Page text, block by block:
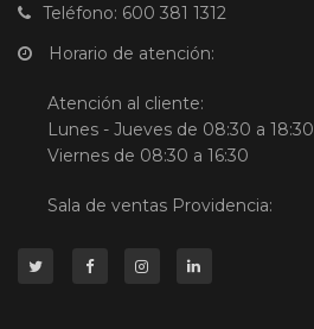
Teléfono: 600 381 1312
Horario de atención:
Atención al cliente:
Lunes - Jueves de 08:30 a 18:30
Viernes de 08:30 a 16:30
Sala de ventas Providencia: